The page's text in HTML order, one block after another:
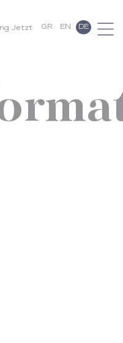
Jetzt GR EN DE